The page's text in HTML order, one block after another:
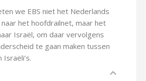
we EBS niet het Nederlands
het hoofdrailnet, maar het
Israël, om daar vervolgens
te gaan maken tussen